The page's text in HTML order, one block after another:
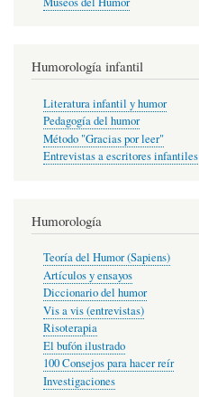
Humorología infantil
Literatura infantil y humor
Pedagogía del humor
Método "Gracias por leer"
Entrevistas a escritores infantiles
Humorología
Teoría del Humor (Sapiens)
Artículos y ensayos
Diccionario del humor
Vis a vis (entrevistas)
Risoterapia
El bufón ilustrado
100 Consejos para hacer reír
Investigaciones